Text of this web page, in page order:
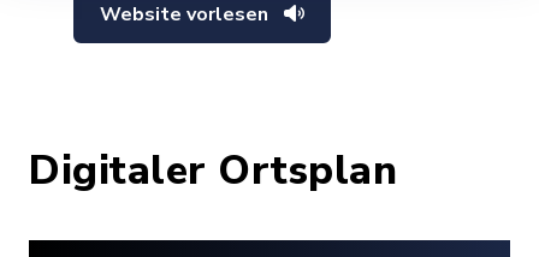
Website vorlesen
Digitaler Ortsplan